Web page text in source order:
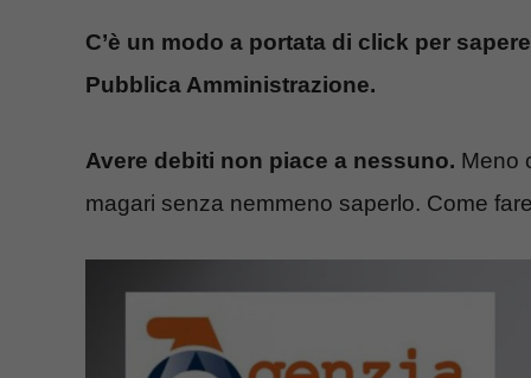
C’è un modo a portata di click per
Pubblica Amministrazione.
Avere debiti non piace a nessuno. Meno
magari senza nemmeno saperlo. Come